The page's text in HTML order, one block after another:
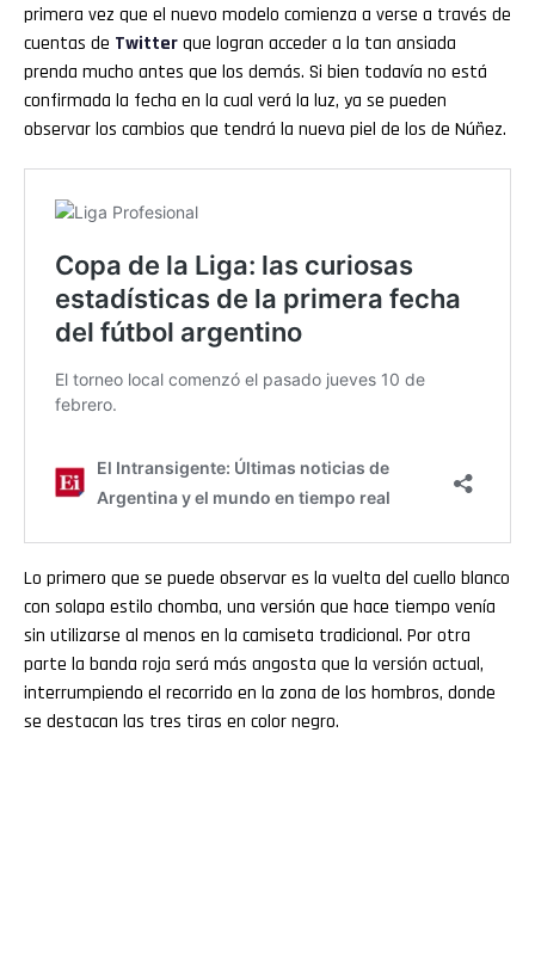
primera vez que el nuevo modelo comienza a verse a través de
cuentas de Twitterque logran acceder a la tan ansiada
prenda mucho antes que los demás. Si bien todavía no está
confirmada la fecha en la cual verá la luz, ya se pueden
observar los cambios que tendrá la nueva piel de los de Núñez.
Lo primero que se puede observar es la vuelta del cuello blanco
con solapa estilo chomba, una versión que hace tiempo venía
sin utilizarse al menos en la camiseta tradicional. Por otra
parte la banda roja será más angosta que la versión actual,
interrumpiendo el recorrido en la zona de los hombros, donde
se destacan las tres tiras en color negro.